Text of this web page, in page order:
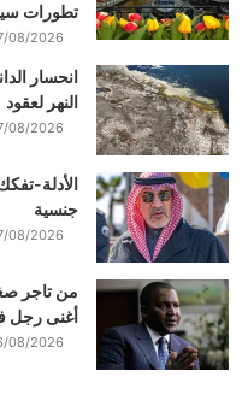
تطورات
08/2026
انحسار
النهر لعقود
08/2026
جنسية
08/2026
من تاجر
أغنى رجل
08/2026